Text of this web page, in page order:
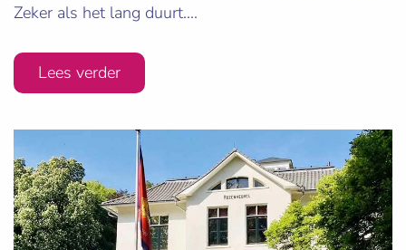
Zeker als het lang duurt....
Lees verder